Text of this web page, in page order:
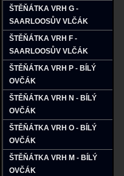
ŠTĚŇÁTKA VRH G -
SAARLOOSŮV VLČÁK
ŠTĚŇÁTKA VRH F -
SAARLOOSŮV VLČÁK
ŠTĚŇÁTKA VRH P - BÍLÝ
OVČÁK
ŠTĚŇÁTKA VRH N - BÍLÝ
OVČÁK
ŠTĚŇÁTKA VRH O - BÍLÝ
OVČÁK
ŠTĚŇÁTKA VRH M - BÍLÝ
OVČÁK